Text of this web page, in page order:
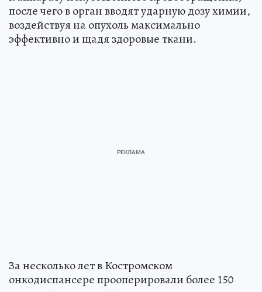
после чего в орган вводят ударную дозу химии,
воздействуя на опухоль максимально
эффективно и щадя здоровые ткани.
За несколько лет в Костромском
онкодиспансере прооперировали более 150